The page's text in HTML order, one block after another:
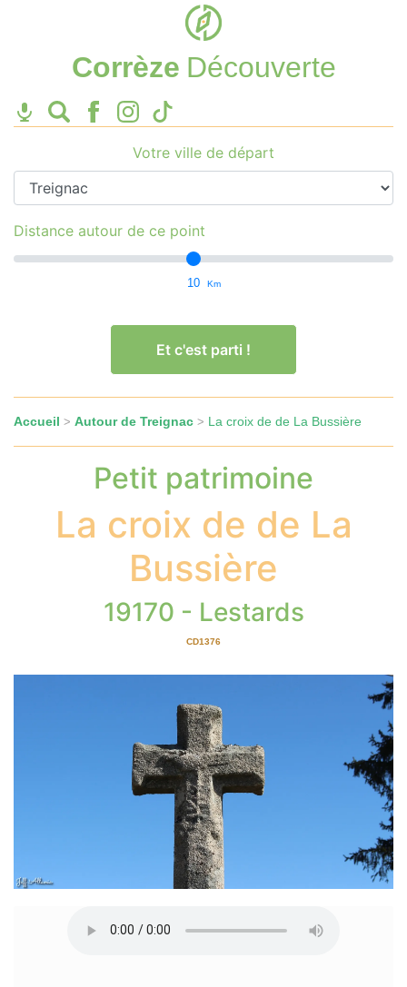
Corrèze Découverte
Votre ville de départ
Distance autour de ce point
10 Km
Et c'est parti !
Accueil > Autour de Treignac > La croix de de La Bussière
Petit patrimoine
La croix de de La
Bussière
19170 - Lestards
CD1376